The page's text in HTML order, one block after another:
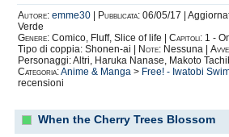
Autore: emme30 Pubblicata: 06/05/17 |
Verde
Genere: Comico, Fluff, Slice of life | Capitoli: 1 -
Tipo di coppia: Shonen-ai |
Note: Nessuna |
Personaggi: Altri, Haruka Nanase, Makoto
Categoria:Anime & Manga > Free! - Iwatobi
recensioni
When the Cherry Trees Blossom